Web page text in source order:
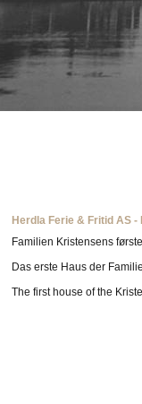
Herdla Ferie & Fritid AS -
Familien Kristensens
Das erste Haus der
The first house of the